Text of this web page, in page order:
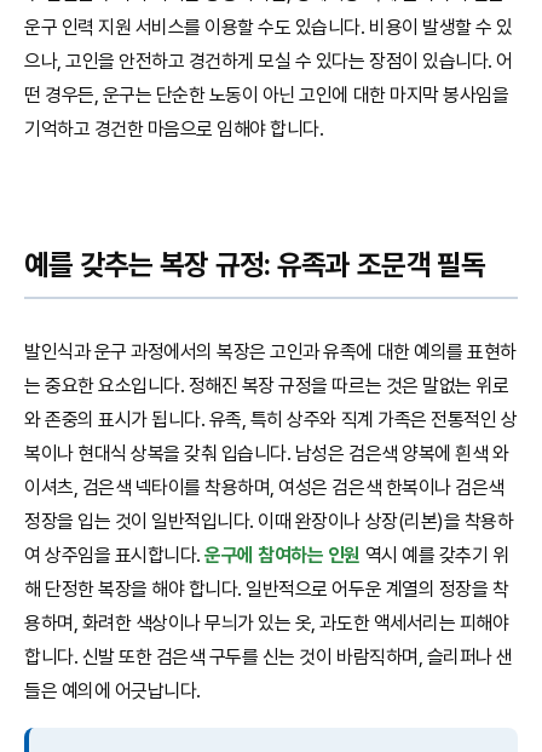
운구 인력 지원 서비스를 이용할 수도 있습니다. 비용이 발생할 수 있
으나, 고인을 안전하고 경건하게 모실 수 있다는 장점이 있습니다. 어
떤 경우든, 운구는 단순한 노동이 아닌 고인에 대한 마지막 봉사임을
기억하고 경건한 마음으로 임해야 합니다.
예를 갖추는 복장 규정: 유족과 조문객 필독
발인식과 운구 과정에서의 복장은 고인과 유족에 대한 예의를 표현하
는 중요한 요소입니다. 정해진 복장 규정을 따르는 것은 말없는 위로
와 존중의 표시가 됩니다. 유족, 특히 상주와 직계 가족은 전통적인 상
복이나 현대식 상복을 갖춰 입습니다. 남성은 검은색 양복에 흰색 와
이셔츠, 검은색 넥타이를 착용하며, 여성은 검은색 한복이나 검은색
정장을 입는 것이 일반적입니다. 이때 완장이나 상장(리본)을 착용하
여 상주임을 표시합니다.운구에 참여하는 인원 역시 예를 갖추기 위
해 단정한 복장을 해야 합니다. 일반적으로 어두운 계열의 정장을 착
용하며, 화려한 색상이나 무늬가 있는 옷, 과도한 액세서리는 피해야
합니다. 신발 또한 검은색 구두를 신는 것이 바람직하며, 슬리퍼나 샌
들은 예의에 어긋납니다.